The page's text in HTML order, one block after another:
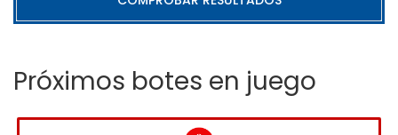
Próximos botes en juego